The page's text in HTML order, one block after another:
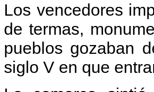
Los vencedores
de termas,
pueblos gozaban
siglo V en que